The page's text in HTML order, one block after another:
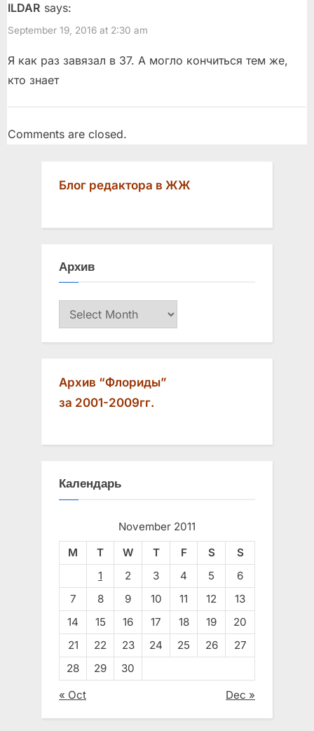
o
u
s
P
t
t
ILDAR says:
September 19, 2016 at 2:30 am
Я как раз завязал в 37. А могло кончиться тем же,
кто знает
Comments are closed.
Блог редактора в ЖЖ
Архив
Архив
Архив “Флориды”
за 2001-2009гг.
Календарь
November 2011
M
T W T F S
S
1
2 3 4 5
6
7
8 9 10 11 12
13
14
15 16 17 18 19
20
21
22 23 24 25 26
27
28
29
30
« Oct
Dec »